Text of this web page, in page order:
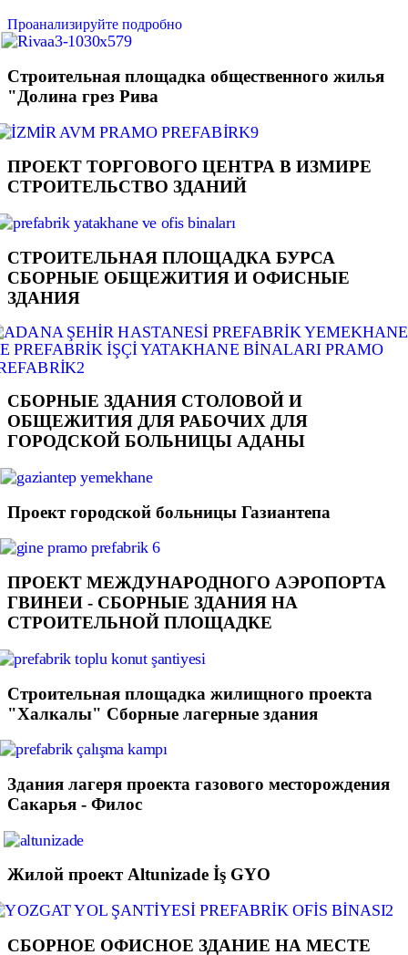
Проанализируйте подробно
Строительная площадка общественного жилья
"Долина грез Рива
ПРОЕКТ ТОРГОВОГО ЦЕНТРА В ИЗМИРЕ
СТРОИТЕЛЬСТВО ЗДАНИЙ
СТРОИТЕЛЬНАЯ ПЛОЩАДКА БУРСА
СБОРНЫЕ ОБЩЕЖИТИЯ И ОФИСНЫЕ
ЗДАНИЯ
СБОРНЫЕ ЗДАНИЯ СТОЛОВОЙ И
ОБЩЕЖИТИЯ ДЛЯ РАБОЧИХ ДЛЯ
ГОРОДСКОЙ БОЛЬНИЦЫ АДАНЫ
Проект городской больницы Газиантепа
ПРОЕКТ МЕЖДУНАРОДНОГО АЭРОПОРТА
ГВИНЕИ - СБОРНЫЕ ЗДАНИЯ НА
СТРОИТЕЛЬНОЙ ПЛОЩАДКЕ
Строительная площадка жилищного проекта
"Халкалы" Сборные лагерные здания
Здания лагеря проекта газового месторождения
Сакарья - Филос
Жилой проект Altunizade İş GYO
СБОРНОЕ ОФИСНОЕ ЗДАНИЕ НА МЕСТЕ